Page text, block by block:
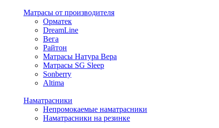
Матрасы от производителя
Орматек
DreamLine
Вега
Райтон
Матрасы Натура Вера
Матрасы SG Sleep
Sonberry
Altima
Наматрасники
Непромокаемые наматрасники
Наматрасники на резинке